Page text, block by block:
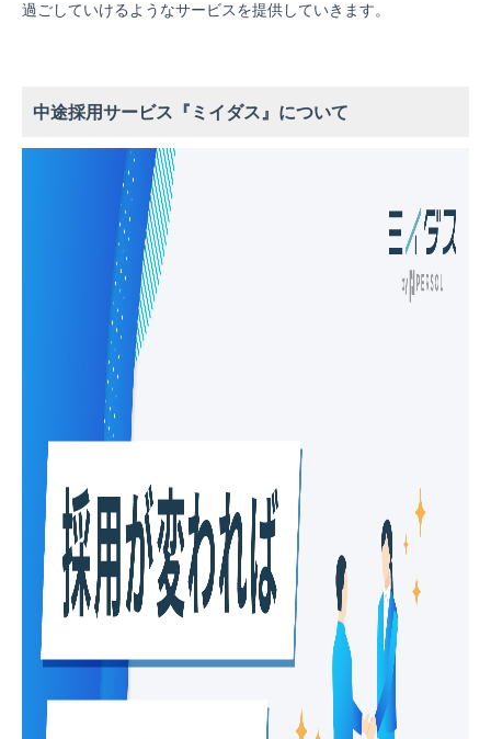
過ごしていけるようなサービスを提供していきます。
中途採用サービス『ミイダス』について